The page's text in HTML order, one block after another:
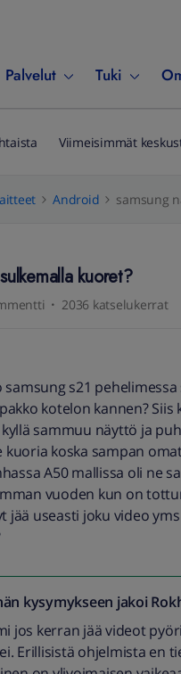
Palvelut Tuki
Viimeisimmät
Android samsung
kuoret?
2036 katselukerrat
samsung s21
kotelon kannen? Siis
sammuu näyttö ja
kuoria koska sampan
A50 mallissa oli ne
vuoden kun on
jää useasti joku video
kysymykseen jakoi
jos kerran jää videot
Erillisistä ohjelmista en